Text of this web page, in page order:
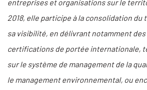
entreprises et organisations sur le
2018, elle participe à la consolidation du
sa visibilité, en délivrant notamment
certifications de portée internationale,
sur le système de management de la
le management environnemental, ou